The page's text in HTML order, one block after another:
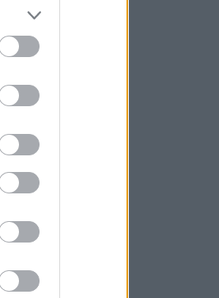
γάλλιο
Στην Τήνο, ένα Σχολείο Δεύτερης
Βρετανία: Πέντε άνθρωποι
κατά των μεταναστών
Ισπανία: Σχεδιασμός ταφής και
προσπάθεια ταυτοποίησης όσων
έχασαν τη ζωή τους στη μαζική εισροή
Πορτογαλία: 10 μαγευτικά μέρη πέρα
από τη Λισαβόνα
Απορρίφθηκε η ανάσυρση της
δικογραφίας των τηλεφωνικών